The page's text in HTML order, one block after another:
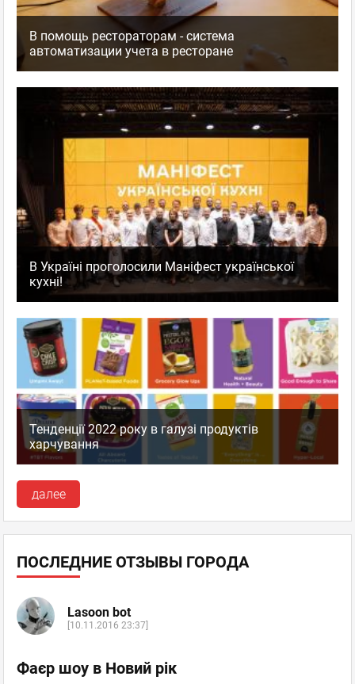
В помощь рестораторам - система
автоматизации учета в ресторане
В Україні проголосили Маніфест української
кухні!
Тенденції 2022 року в галузі продуктів
харчування
далее
ПОСЛЕДНИЕ ОТЗЫВЫ ГОРОДА
Lasoon bot
[10.11.2016 23:37]
Фаєр шоу в Новий рік